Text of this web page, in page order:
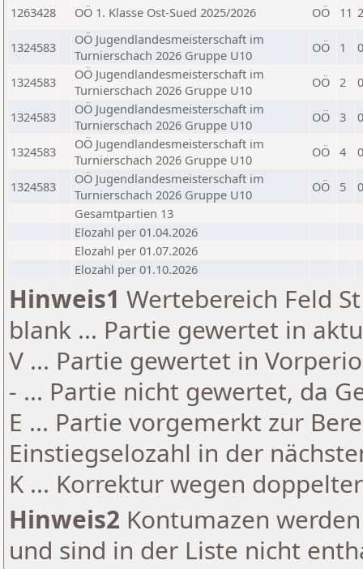
1263428 OÖ 1. Klasse Ost-Sued 2025/2026 OÖ 11
1324583
OÖ Jugendlandesmeisterschaft im
Turnierschach 2026 Gruppe U10
OÖ 1
1324583
OÖ Jugendlandesmeisterschaft im
Turnierschach 2026 Gruppe U10
OÖ 2
1324583
OÖ Jugendlandesmeisterschaft im
Turnierschach 2026 Gruppe U10
OÖ 3
1324583
OÖ Jugendlandesmeisterschaft im
Turnierschach 2026 Gruppe U10
OÖ 4
1324583
OÖ Jugendlandesmeisterschaft im
Turnierschach 2026 Gruppe U10
OÖ 5
Gesamtpartien 13
Elozahl per 01.04.2026
Elozahl per 01.07.2026
Elozahl per 01.10.2026
Hinweis1 Wertebereich Feld
blank ... Partie gewertet in
V ... Partie gewertet in
- ... Partie nicht gewertet, da
E ... Partie vorgemerkt zur
Einstiegselozahl in der
K ... Korrektur wegen
Hinweis2 Kontumazen
und sind in der Liste nicht